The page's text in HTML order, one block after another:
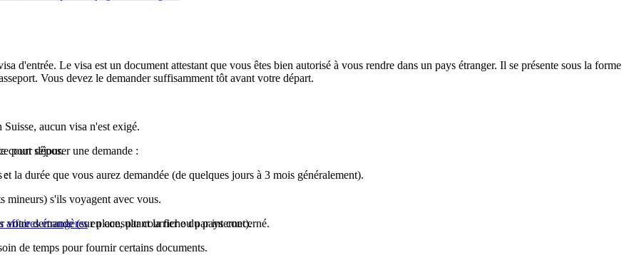
d'entrée. Le visa est un document attestant que vous êtes bien autorisé à vous rendre dans un pays étranger. Il se présente sous la forme
Vous devez le demander suffisamment tôt avant votre départ.
aucun visa n'est exigé.
court séjour.
:
affaires étrangèresen consultant la fiche du pays concerné.
pour déposer une demande :
mineurs) s'ils voyagent avec vous.
votre demande (sur place, par courrier ou par internet).
de temps pour fournir certains documents.
la durée que vous aurez demandée (de quelques jours à 3 mois généralement).